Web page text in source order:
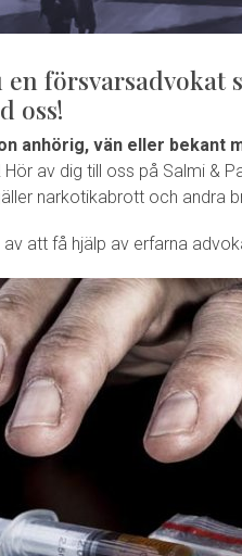
en försvarsadvokat
oss!
anhörig, vän eller bekant
av dig till oss på Salmi &
narkotikabrott och andra
av att få hjälp av erfarna